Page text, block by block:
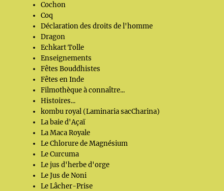
Cochon
Coq
Déclaration des droits de l'homme
Dragon
Echkart Tolle
Enseignements
Fêtes Bouddhistes
Fêtes en Inde
Filmothèque à connaître...
Histoires...
kombu royal (Laminaria sacCharina)
La baie d'Açaï
La Maca Royale
Le Chlorure de Magnésium
Le Curcuma
Le jus d'herbe d'orge
Le Jus de Noni
Le Lâcher-Prise